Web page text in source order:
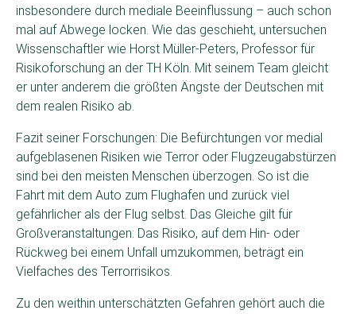
insbesondere durch mediale Beeinflussung – auch schon
mal auf Abwege locken. Wie das geschieht, untersuchen
Wissenschaftler wie Horst Müller-Peters, Professor für
Risikoforschung an der TH Köln. Mit seinem Team gleicht
er unter anderem die größten Ängste der Deutschen mit
dem realen Risiko ab.
Fazit seiner Forschungen: Die Befürchtungen vor medial
aufgeblasenen Risiken wie Terror oder Flugzeugabstürzen
sind bei den meisten Menschen überzogen. So ist die
Fahrt mit dem Auto zum Flughafen und zurück viel
gefährlicher als der Flug selbst. Das Gleiche gilt für
Großveranstaltungen: Das Risiko, auf dem Hin- oder
Rückweg bei einem Unfall umzukommen, beträgt ein
Vielfaches des Terrorrisikos.
Zu den weithin unterschätzten Gefahren gehört auch die